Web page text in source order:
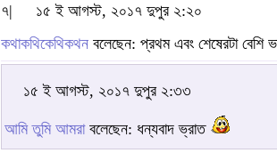
৭|
১৫ ই আগস্ট, ২০১৭ দুপুর ২:২০
কথাকথিকেথিকথন বলেছেন: প্রথম এবং শেষেরটা বেশি
১৫ ই আগস্ট, ২০১৭ দুপুর ২:৩৩
আমি তুমি আমরাবলেছেন: ধন্যবাদ ভ্রাত